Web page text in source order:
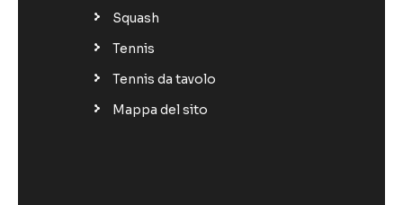
Squash
Tennis
Tennis da tavolo
Mappa del sito